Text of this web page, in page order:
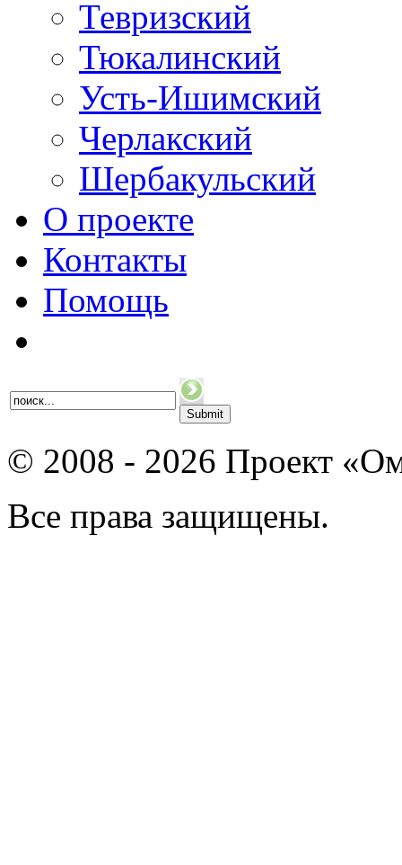
Тевризский
Тюкалинский
Усть-Ишимский
Черлакский
Шербакульский
О проекте
Контакты
Помощь
© 2008 - 2026 Проект
Все права защищены.